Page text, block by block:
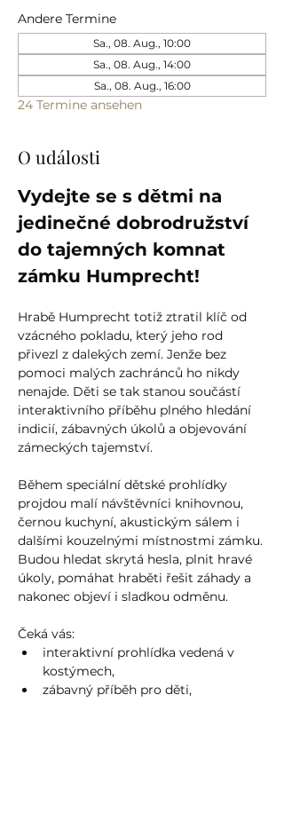
Andere Termine
Sa., 08. Aug., 10:00
Sa., 08. Aug., 14:00
Sa., 08. Aug., 16:00
24 Termine ansehen
O události
Vydejte se s dětmi na
jedinečné dobrodružství
do tajemných komnat
zámku Humprecht!
Hrabě Humprecht totiž ztratil klíč od
vzácného pokladu, který jeho rod
přivezl z dalekých zemí. Jenže bez
pomoci malých zachránců ho nikdy
nenajde. Děti se tak stanou součástí
interaktivního příběhu plného hledání
indicií, zábavných úkolů a objevování
zámeckých tajemství.
Během speciální dětské prohlídky
projdou malí návštěvníci knihovnou,
černou kuchyní, akustickým sálem i
dalšími kouzelnými místnostmi zámku.
Budou hledat skrytá hesla, plnit hravé
úkoly, pomáhat hraběti řešit záhady a
nakonec objeví i sladkou odměnu.
Čeká vás:
interaktivní prohlídka vedená v
kostýmech,
zábavný příběh pro děti,